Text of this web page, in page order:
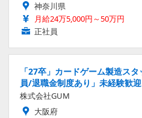
神奈川県
月給24万5,000円～50万円
正社員
「27卒」カードゲーム製造ス
員/退職金制度あり」未経験歓迎
株式会社GUM
大阪府